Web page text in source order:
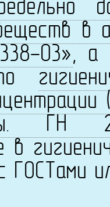
в
03», а
ГН
в
ГОСТами